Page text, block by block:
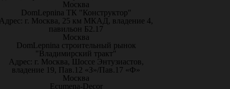
Москва
DomLepnina ТК "Конструктор"
г. Москва, 25 км МКАД, владение 4,
павильон Б2.17
Москва
DomLepnina строительный рынок
"Владимирский тракт"
Адрес: г. Москва, Шоссе Энтузиастов,
владение 19, Пав.12 «З»/Пав.17 «Ф»
Москва
Ecumena-Decor